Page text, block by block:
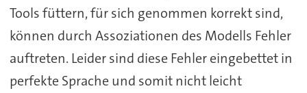
Tools füttern, für sich genommen korrekt sind,
können durch Assoziationen des Modells Fehler
auftreten. Leider sind diese Fehler eingebettet in
perfekte Sprache und somit nicht leicht